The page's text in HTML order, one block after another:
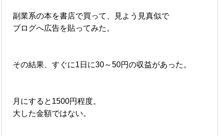
副業系の本を書店で買って、見よう見真似で
ブログへ広告を貼ってみた。
その結果、すぐに1日に30～50円の収益があった。
月にすると1500円程度。
大した金額ではない。